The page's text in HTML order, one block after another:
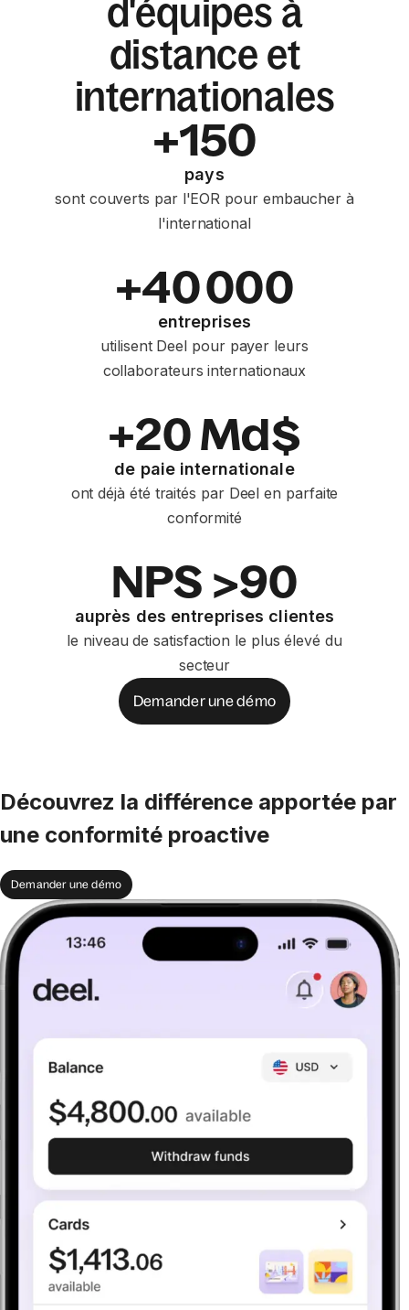
d'équipes à
distance et
internationales
+150
pays
sont couverts par l'EOR pour embaucher à
l'international
+40 000
entreprises
utilisent Deel pour payer leurs
collaborateurs internationaux
+20 Md$
de paie internationale
ont déjà été traités par Deel en parfaite
conformité
NPS >90
auprès des entreprises clientes
le niveau de satisfaction le plus élevé du
secteur
Demander une démo
Découvrez la différence apportée par
une conformité proactive
Demander une démo